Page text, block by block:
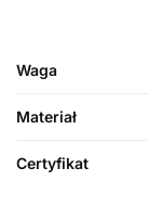
Waga
Materiał
Certyfikat